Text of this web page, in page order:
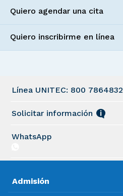
Quiero agendar una cita
Quiero inscribirme en línea
Línea UNITEC: 800 7864832
Solicitar información
WhatsApp
Admisión